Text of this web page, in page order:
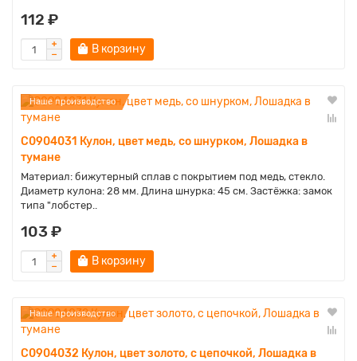
112 ₽
В корзину
Наше производство
C0904031 Кулон, цвет медь, со шнурком, Лошадка в
тумане
Материал: бижутерный сплав с покрытием под медь, стекло.
Диаметр кулона: 28 мм. Длина шнурка: 45 см. Застёжка: замок
типа "лобстер..
103 ₽
В корзину
Наше производство
C0904032 Кулон, цвет золото, с цепочкой, Лошадка в